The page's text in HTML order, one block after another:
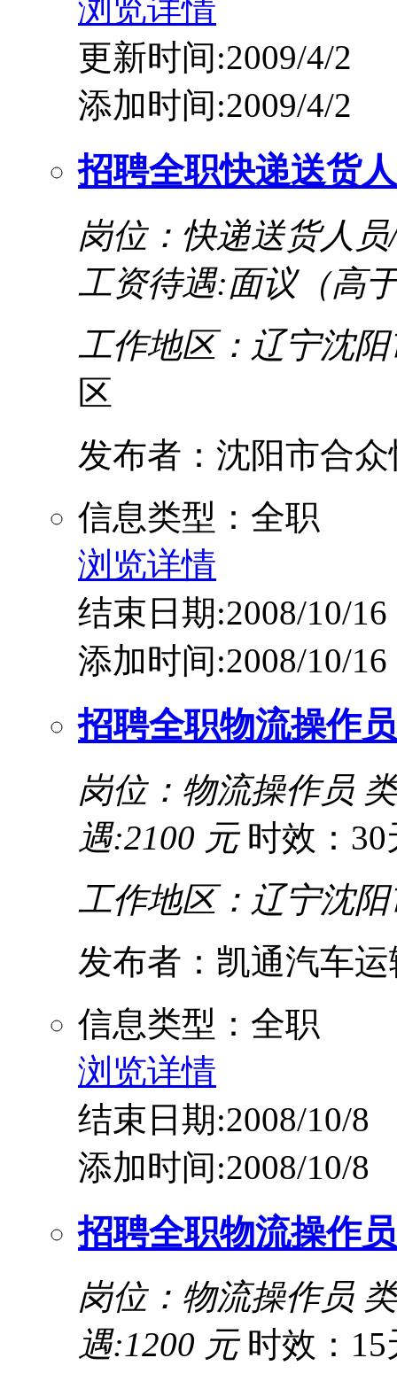
浏览详情
更新时间:2009/4/2
添加时间:2009/4/2
招聘全职快递送货
岗位：快递送货人
工资待遇:面议（高
工作地区：辽宁沈
区
发布者：沈阳市合
信息类型：全职
浏览详情
结束日期:2008/10/16
添加时间:2008/10/16
招聘全职物流操作员
岗位：物流操作员
遇:2100 元时效：30
工作地区：辽宁沈
发布者：凯通汽车
信息类型：全职
浏览详情
结束日期:2008/10/8
添加时间:2008/10/8
招聘全职物流操作员
岗位：物流操作员
遇:1200 元时效：15